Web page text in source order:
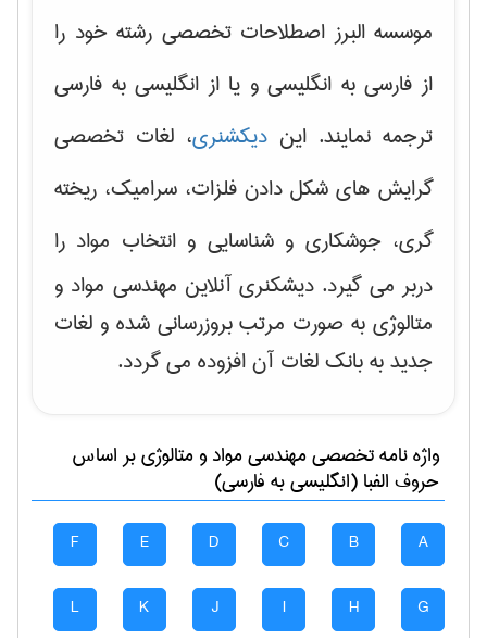
موسسه البرز اصطلاحات تخصصی رشته خود را
از فارسی به انگلیسی و یا از انگلیسی به فارسی
ترجمه نمایند. این دیکشنری، لغات تخصصی
گرایش های شکل دادن فلزات، سرامیک، ریخته
گری، جوشکاری و شناسایی و انتخاب مواد را
دربر می گیرد. دیشکنری آنلاین مهندسی مواد و
متالوژی به صورت مرتب بروزرسانی شده و لغات
جدید به بانک لغات آن افزوده می گردد.
واژه نامه تخصصیمهندسی مواد و متالوژیبر اساس
حروف الفبا (انگلیسی به فارسی)
A
B
C
D
E
F
G
H
I
J
K
L